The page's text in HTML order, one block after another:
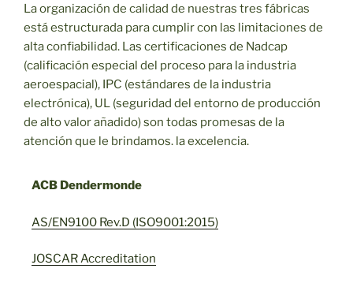
La organización de calidad de nuestras tres fábricas
está estructurada para cumplir con las limitaciones de
alta confiabilidad. Las certificaciones de Nadcap
(calificación especial del proceso para la industria
aeroespacial), IPC (estándares de la industria
electrónica), UL (seguridad del entorno de producción
de alto valor añadido) son todas promesas de la
atención que le brindamos. la excelencia.
ACB Dendermonde
AS/EN9100 Rev.D (ISO9001:2015)
JOSCAR Accreditation